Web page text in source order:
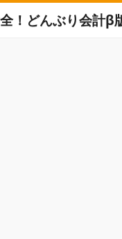
！どんぶり会計β